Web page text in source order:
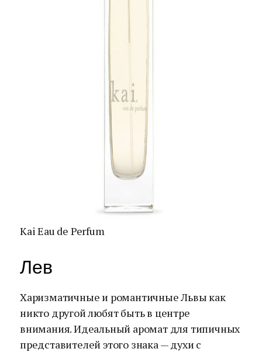
Kai Eau de Perfum
Лев
Харизматичные и романтичные Львы как
никто другой любят быть в центре
внимания. Идеальный аромат для типичных
представителей этого знака — духи с